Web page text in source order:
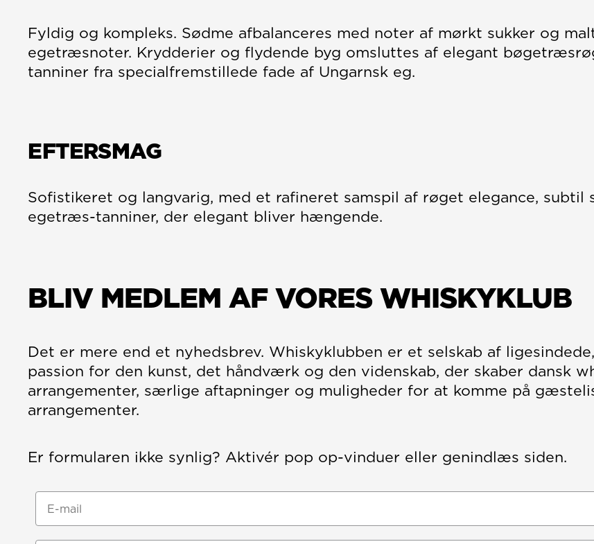
Fyldig og kompleks. Sødme afbalanceres med noter af mørkt sukker og
egetræsnoter. Krydderier og flydende byg omsluttes af elegant
tanniner fra specialfremstillede fade af Ungarnsk eg.
EFTERSMAG
Sofistikeret og langvarig, med et rafineret samspil af røget elegance, subtil
egetræs-tanniner, der elegant bliver hængende.
BLIV MEDLEM AF VORES WHISKYKLUB
Det er mere end et nyhedsbrev. Whiskyklubben er et selskab af
passion for den kunst, det håndværk og den videnskab, der skaber dansk
arrangementer, særlige aftapninger og muligheder for at komme på
arrangementer.
Er formularen ikke synlig? Aktivér pop op-vinduer eller genindlæs siden.